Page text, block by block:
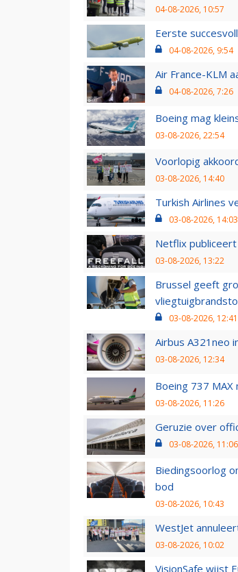
04-08-2026, 10:57
Eerste
04-08-2026, 9:54
Air France-KLM
04-08-2026, 7:26
Boeing mag
03-08-2026, 22:54
Voorlopig
03-08-2026, 14:40
Turkish Airlines
03-08-2026, 14:03
Netflix
03-08-2026, 13:22
Brussel geeft
03-08-2026, 12:41
Airbus A321neo
03-08-2026, 12:34
Boeing 737
03-08-2026, 11:26
Geruzie over
03-08-2026, 11:06
Biedingsoorlog
bod
03-08-2026, 10:43
WestJet
03-08-2026, 10:02
VisionSafe wijst